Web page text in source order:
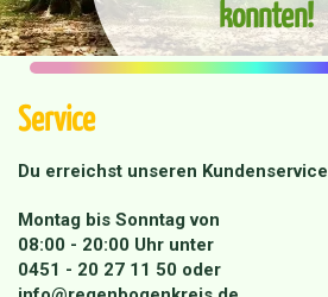
konnten!
Service
Du erreichst unseren Kundenservice
Montag bis Sonntag von
08:00 - 20:00 Uhr unter
0451 - 20 27 11 50 oder